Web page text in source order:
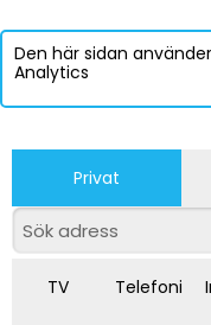
Den här sidan
Analytics
Privat
TV Telefoni